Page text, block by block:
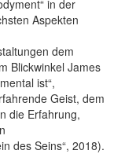
in der
Aspekten
dem
Blickwinkel James
ist“,
Geist, dem
die Erfahrung,
des Seins“, 2018).